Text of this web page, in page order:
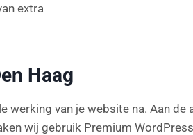
extra
Haag
werking van je website na. Aan
wij gebruik Premium